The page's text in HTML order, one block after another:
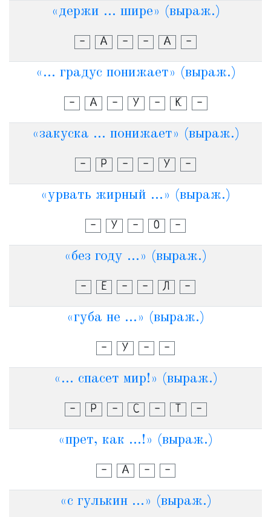
«держи ... шире» (выраж.)
- А - - А -
«... градус понижает» (выраж.)
- А - У - К -
«закуска ... понижает» (выраж.)
- Р - - У -
«урвать жирный ...» (выраж.)
- У - О -
«без году ...» (выраж.)
- Е - - Л -
«губа не ...» (выраж.)
- У - -
«... спасет мир!» (выраж.)
- Р - С - Т -
«прет, как ...!» (выраж.)
- А - -
«с гулькин ...» (выраж.)